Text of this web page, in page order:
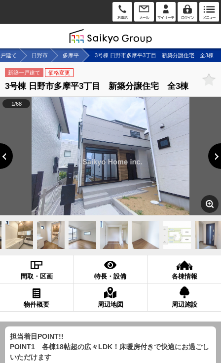
建て 日野市 多摩平 3号棟 日野市多摩平3丁目 新築分譲住宅 全3棟
新築一戸建て 価格変更
3号棟 日野市多摩平3丁目 新築分譲住宅 全3棟
1/68
間取・区画 特長・設備 各棟情報
物件概要 周辺地図 周辺施設
担当着目POINT!!
POINT1 各棟18帖超の広々LDK！床暖房付きで快適にお過ごし
いただけます